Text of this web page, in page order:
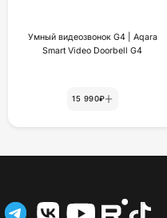
Умный видеозвонок G4 | Aqara
Smart Video Doorbell G4
15 990₽